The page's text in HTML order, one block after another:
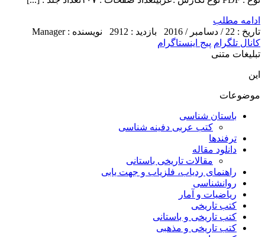
ادامه مطلب
تاریخ : 22 / دسامبر / 2016
بازدید : 2912
نویسنده : Manager
کانال تلگرام پیج اینستاگرام
تبلیغات متنی
این
موضوعات
باستان شناسی
کتب عربی دفینه شناسی
ترفندها
دانلود مقاله
مقالات تاریخی باستانی
راهنمای ردیاب، فلزیاب و جهت یابی
روانشناسی
ریاضیات و آمار
کتب تاریخی
کتب تاریخی و باستانی
کتب تاریخی و مذهبی